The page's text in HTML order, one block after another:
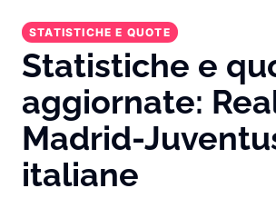
STATISTICHE E QUOTE
Statistiche e
aggiornate:
Madrid-
italiane